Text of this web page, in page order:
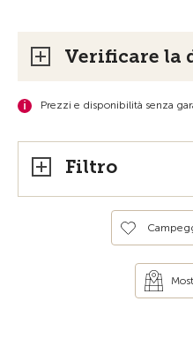
Verificare la
Prezzi e disponibilità senza
Filtro